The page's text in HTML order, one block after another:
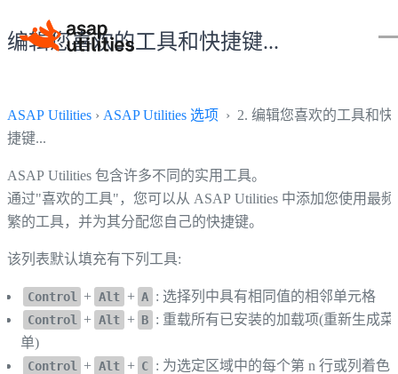
编辑您喜欢的工具和快捷键...
ASAP Utilities › ASAP Utilities 选项 › 2. 编辑您喜欢的工具和快
捷键...
ASAP Utilities 包含许多不同的实用工具。
通过"喜欢的工具"，您可以从 ASAP Utilities 中添加您使用最频
繁的工具，并为其分配您自己的快捷键。
该列表默认填充有下列工具:
Control + Alt + A : 选择列中具有相同值的相邻单元格
Control + Alt + B : 重载所有已安装的加载项(重新生成菜
单)
Control + Alt + C : 为选定区域中的每个第 n 行或列着色